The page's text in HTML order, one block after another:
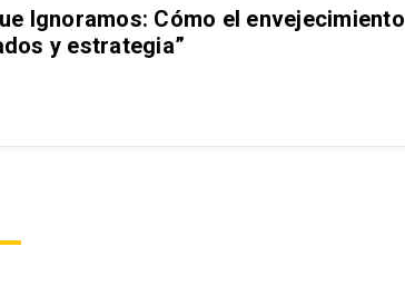
Ignoramos: Cómo el envejecimiento
y estrategia”